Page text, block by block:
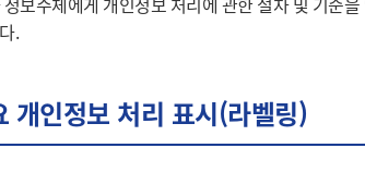
.
개인정보 처리 표시(라벨링)